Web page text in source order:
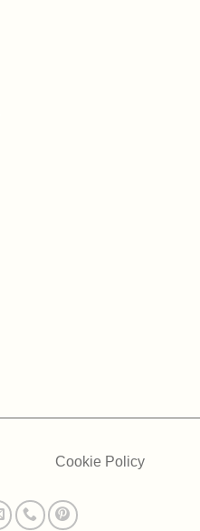
Cookie Policy